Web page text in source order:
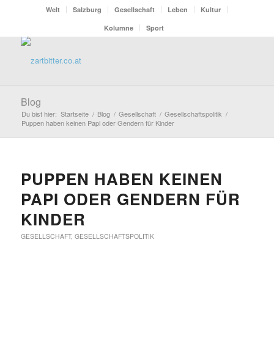
Welt Salzburg Gesellschaft Leben
Kultur
Kolumne
Sport
Blog
Du bist hier: Startseite / Blog / Gesellschaft / Gesellschaftspolitik /
Puppen haben keinen Papi oder Gendern für Kinder
PUPPEN HABEN KEINEN
PAPI ODER GENDERN FÜR
KINDER
GESELLSCHAFT, GESELLSCHAFTSPOLITIK